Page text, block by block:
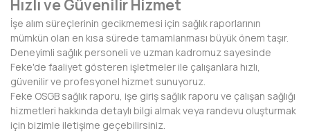
KARABÜK
KARAMAN
KARS
KASTAMONU
Hızlı ve Güvenilir Hizmet
İşe alım süreçlerinin gecikmemesi için sağlık raporlarının
mümkün olan en kısa sürede tamamlanması büyük önem taşır.
Deneyimli sağlık personeli ve uzman kadromuz sayesinde
Feke'de faaliyet gösteren işletmeler ile çalışanlara hızlı,
güvenilir ve profesyonel hizmet sunuyoruz.
Feke OSGB sağlık raporu, işe giriş sağlık raporu ve çalışan sağlığı
hizmetleri hakkında detaylı bilgi almak veya randevu oluşturmak
için bizimle iletişime geçebilirsiniz.